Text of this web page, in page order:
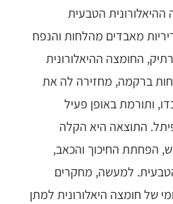
הטבעית
מאבדים מהלחות והנפח
החומצה ההיאלורונית
ברקמה, מחזירה לה את
ותורמת באופן פעיל
התוצאה היא הקלה
הפחתת החיכוך והכאב,
למעשה, מחקרים
של חומצה היאלורונית למתן